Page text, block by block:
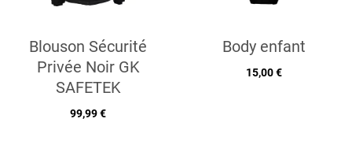
Blouson Sécurité
Privée Noir GK
SAFETEK
99,99 €
Body enfant
15,00 €